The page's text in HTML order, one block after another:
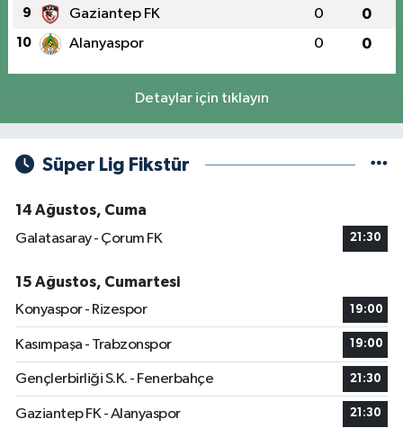
9 Gaziantep FK 0 0
10 Alanyaspor 0 0
Detaylar için tıklayın
Süper Lig Fikstür
14 Ağustos, Cuma
Galatasaray - Çorum FK
21:30
15 Ağustos, Cumartesi
Konyaspor - Rizespor
19:00
Kasımpaşa - Trabzonspor 19:00
Gençlerbirliği S.K. - Fenerbahçe 21:30
Gaziantep FK - Alanyaspor 21:30